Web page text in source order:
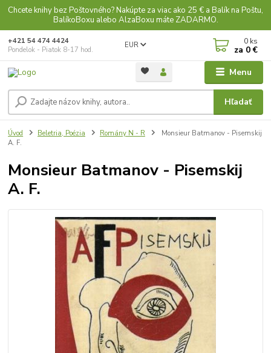
Chcete knihy bez Poštovného? Nakúpte za viac ako 25 € a Balík na Poštu,
BalíkoBoxu alebo AlzaBoxu máte ZADARMO.
Menu
EUR
Hľadať
+421 54 474 4424
Pondelok - Piatok 8-17 hod.
0 ks
za 0 €
Úvod Beletria, Poézia Romány N - R
Monsieur Batmanov - Pisemskij
A. F.
Monsieur Batmanov - Pisemskij
A. F.